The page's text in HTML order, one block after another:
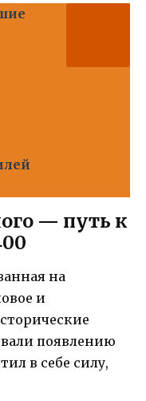
— путь к
на
и
появлению
в себе силу,